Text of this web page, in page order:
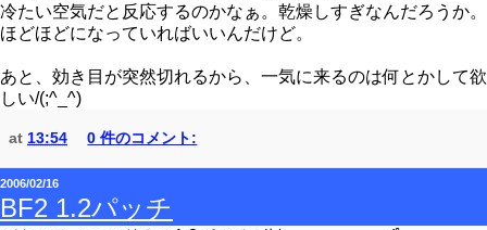
冷たい空気だと反応するのかなぁ。乾燥しすぎなんだろうか。
ほどほどになっていればいいんだけど。
あと、効き目が突然切れるから、一気に来るのは何とかして欲
しい/(;^_^)
at 13:54 0 件のコメント:
2006/02/16
BF2 1.2パッチ